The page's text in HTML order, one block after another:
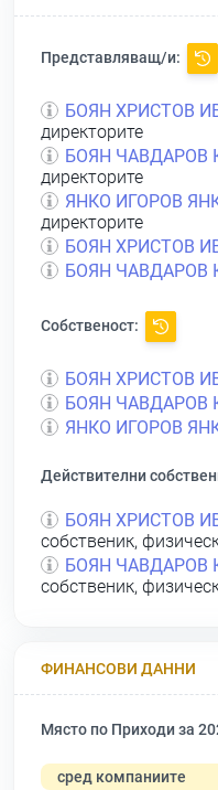
Представляващ/и:
БОЯН ХРИСТОВ
директорите
БОЯН ЧАВДАРОВ
директорите
ЯНКО ИГОРОВ
директорите
БОЯН ХРИСТОВ
БОЯН ЧАВДАРОВ
Собственост:
БОЯН ХРИСТОВ
БОЯН ЧАВДАРОВ
ЯНКО ИГОРОВ
Действителни
БОЯН ХРИСТОВ
собственик,
БОЯН ЧАВДАРОВ
собственик,
ФИНАНСОВИ ДАННИ
Място по Приходи за
сред компаниите